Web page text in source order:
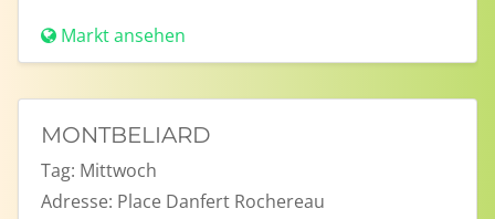
Markt ansehen
MONTBELIARD
Tag: Mittwoch
Adresse: Place Danfert Rochereau